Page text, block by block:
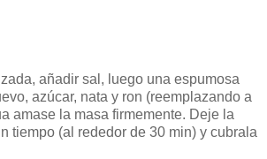
añadir sal, luego una espumosa
azúcar, nata y ron (reemplazando a
amase la masa firmemente. Deje la
tiempo (al rededor de 30 min) y cubrala